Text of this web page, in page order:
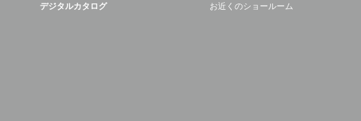
デジタルカタログ お近くのショールーム